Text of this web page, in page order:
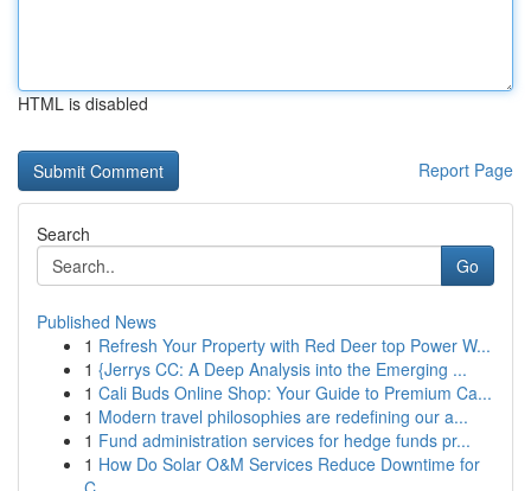
HTML is disabled
Report Page
Search
Go
Published News
1 Refresh Your Property with Red Deer top Power W...
1 {Jerrys CC: A Deep Analysis into the Emerging ...
1 Cali Buds Online Shop: Your Guide to Premium Ca...
1 Modern travel philosophies are redefining our a...
1 Fund administration services for hedge funds pr...
1 How Do Solar O&M Services Reduce Downtime for